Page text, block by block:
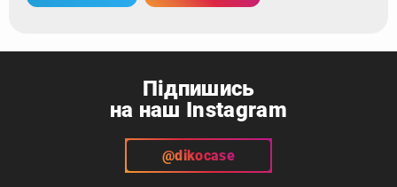
Підпишись
на наш Instagram
@dikocase